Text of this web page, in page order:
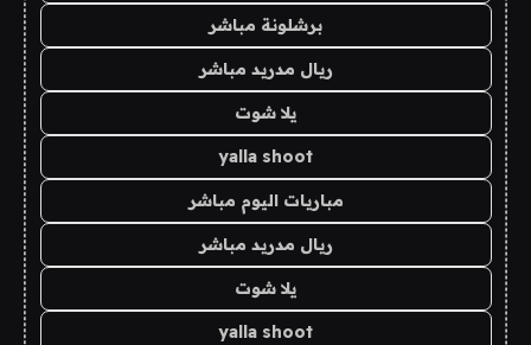
برشلونة مباشر
ريال مدريد مباشر
يلا شوت
yalla shoot
مباريات اليوم مباشر
ريال مدريد مباشر
يلا شوت
yalla shoot